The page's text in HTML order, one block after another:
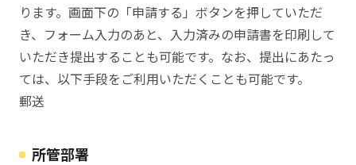
ります。画面下の「申請する」ボタンを押していただ
き、フォーム入力のあと、入力済みの申請書を印刷して
いただき提出することも可能です。なお、提出にあたっ
ては、以下手段をご利用いただくことも可能です。
郵送
所管部署